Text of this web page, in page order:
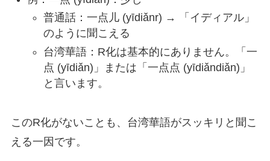
普通話：一点儿 (yīdiǎnr) → 「イディアル」
のように聞こえる
台湾華語：R化は基本的にありません。「一
点 (yīdiǎn)」または「一点点 (yīdiǎndiǎn)」
と言います。
このR化がないことも、台湾華語がスッキリと聞こ
える一因です。